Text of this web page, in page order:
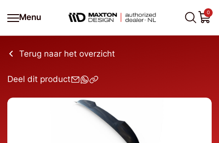
Menu
0
Terug naar het overzicht
Deel dit product